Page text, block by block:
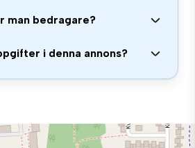
man bedragare?
i denna annons?